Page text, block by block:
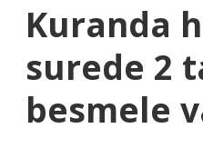
Kuranda
surede 2
besmele